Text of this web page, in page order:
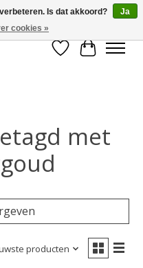
Verlanglijst
met
producten
Is dat akkoord?
Ja
cookies »